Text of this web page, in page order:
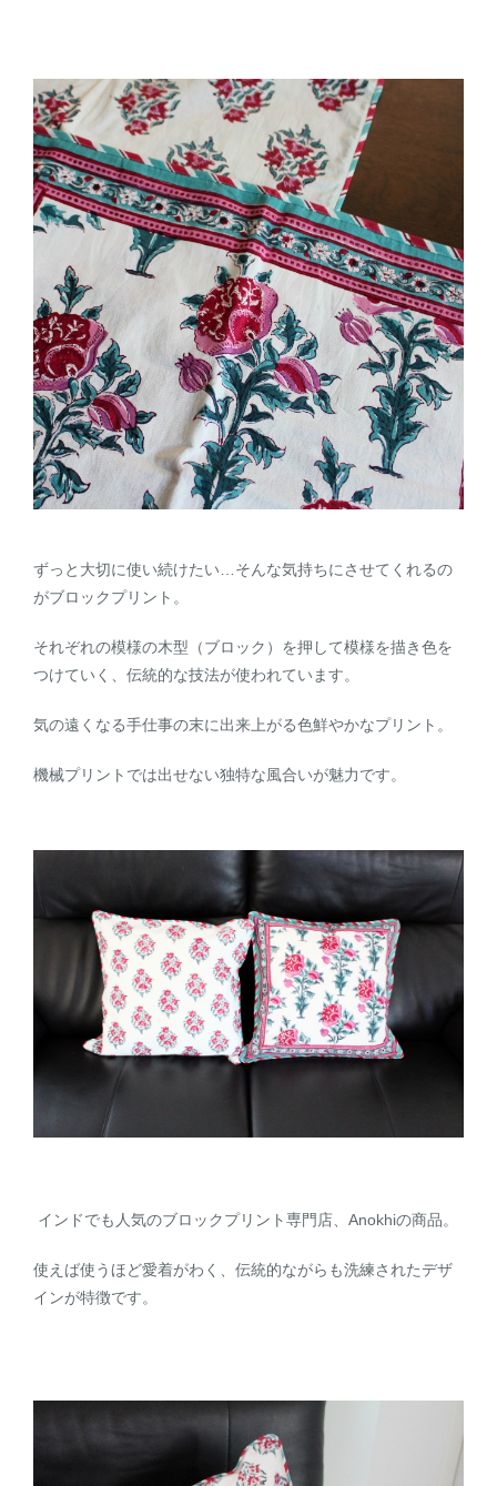
ずっと大切に使い続けたい…そんな気持ちにさせてくれるの
がブロックプリント。
それぞれの模様の木型（ブロック）を押して模様を描き色を
つけていく、伝統的な技法が使われています。
気の遠くなる手仕事の末に出来上がる色鮮やかなプリント。
機械プリントでは出せない独特な風合いが魅力です。
インドでも人気のブロックプリント専門店、Anokhiの商品。
使えば使うほど愛着がわく、伝統的ながらも洗練されたデザ
インが特徴です。